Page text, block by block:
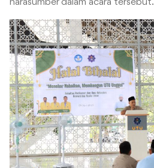
narasumber dalam acara tersebut.